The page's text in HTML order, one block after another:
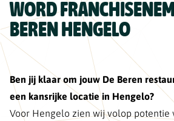
WORD
BEREN HENGELO
Ben jij klaar om jouw De Beren
een kansrijke locatie in Hengelo?
Voor Hengelo zien wij volop potentie